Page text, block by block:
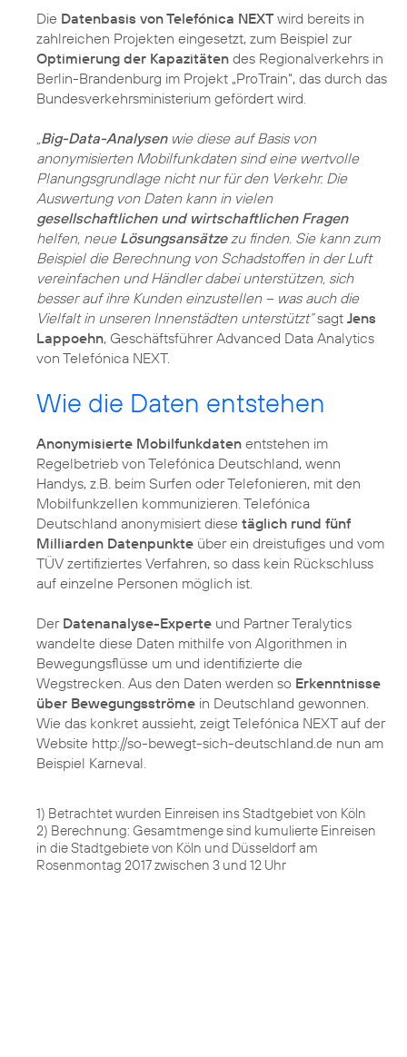
Die Datenbasis von Telefónica NEXT wird bereits in
zahlreichen Projekten eingesetzt, zum Beispiel zur
Optimierung der Kapazitäten des Regionalverkehrs in
Berlin-Brandenburg im Projekt „ProTrain“, das durch das
Bundesverkehrsministerium gefördert wird.
„Big-Data-Analysenwie diese auf Basis von
anonymisierten Mobilfunkdaten sind eine wertvolle
Planungsgrundlage nicht nur für den Verkehr. Die
Auswertung von Daten kann in vielen
gesellschaftlichen und wirtschaftlichen Fragen
helfen, neue Lösungsansätzezu finden. Sie kann zum
Beispiel die Berechnung von Schadstoffen in der Luft
vereinfachen und Händler dabei unterstützen, sich
besser auf ihre Kunden einzustellen – was auch die
Vielfalt in unseren Innenstädten unterstützt“sagt Jens
Lappoehn, Geschäftsführer Advanced Data Analytics
von Telefónica NEXT.
Wie die Daten entstehen
Anonymisierte Mobilfunkdaten entstehen im
Regelbetrieb von Telefónica Deutschland, wenn
Handys, z.B. beim Surfen oder Telefonieren, mit den
Mobilfunkzellen kommunizieren. Telefónica
Deutschland anonymisiert diese täglich rund fünf
Milliarden Datenpunkte über ein dreistufiges und vom
TÜV zertifiziertes Verfahren, so dass kein Rückschluss
auf einzelne Personen möglich ist.
Der Datenanalyse-Experte und Partner Teralytics
wandelte diese Daten mithilfe von Algorithmen in
Bewegungsflüsse um und identifizierte die
Wegstrecken. Aus den Daten werden so Erkenntnisse
über Bewegungsströme in Deutschland gewonnen.
Wie das konkret aussieht, zeigt Telefónica NEXT auf der
Website http://so-bewegt-sich-deutschland.de nun am
Beispiel Karneval.
1) Betrachtet wurden Einreisen ins Stadtgebiet von Köln
2) Berechnung: Gesamtmenge sind kumulierte Einreisen
in die Stadtgebiete von Köln und Düsseldorf am
Rosenmontag 2017 zwischen 3 und 12 Uhr